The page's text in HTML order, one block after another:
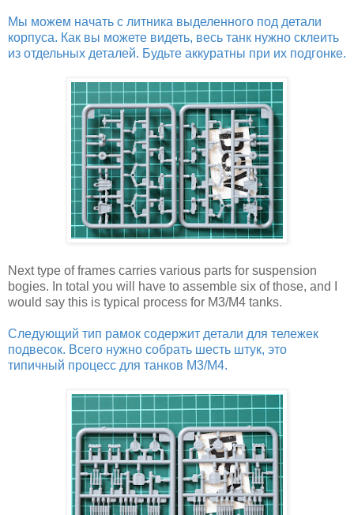
Мы можем начать с литника выделенного под детали
корпуса. Как вы можете видеть, весь танк нужно склеить
из отдельных деталей. Будьте аккуратны при их подгонке.
Next type of frames carries various parts for suspension
bogies. In total you will have to assemble six of those, and I
would say this is typical process for M3/M4 tanks.
Следующий тип рамок содержит детали для тележек
подвесок. Всего нужно собрать шесть штук, это
типичный процесс для танков М3/М4.